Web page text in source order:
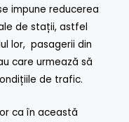
impune reducerea
de stații, astfel
lor, pasagerii din
care urmează să
de trafic.
ca în această